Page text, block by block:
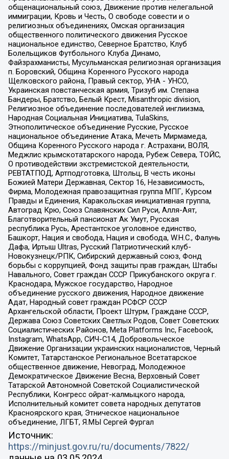
общенациональный союз, Движение против нелегальной
иммиграции, Кровь и Честь, О свободе совести и о
религиозных объединениях, Омская организация
общественного политического движения Русское
национальное единство, Северное Братство, Клуб
Болельщиков Футбольного Клуба Динамо,
Файзрахманисты, Мусульманская религиозная организация
п. Боровский, Община Коренного Русского народа
Щелковского района, Правый сектор, УНА - УНСО,
Украинская повстанческая армия, Тризуб им. Степана
Бандеры, Братство, Белый Крест, Misanthropic division,
Религиозное объединение последователей инглиизма,
Народная Социальная Инициатива, TulaSkins,
Этнополитическое объединение Русские, Русское
национальное объединение Атака, Мечеть Мирмамеда,
Община Коренного Русского народа г. Астрахани, ВОЛЯ,
Меджлис крымскотатарского народа, Рубеж Севера, ТОЙС,
О противодействии экстремистской деятельности,
РЕВТАТПОД, Артподготовка, Штольц, В честь иконы
Божией Матери Державная, Сектор 16, Независимость,
Фирма, Молодежная правозащитная группа МПГ, Курсом
Правды и Единения, Каракольская инициативная группа,
Автоград Крю, Союз Славянских Сил Руси, Алля-Аят,
Благотворительный пансионат Ак Умут, Русская
республика Русь, Арестантское уголовное единство,
Башкорт, Нация и свобода, Нация и свобода, W.H.С., Фалунь
Дафа, Иртыш Ultras, Русский Патриотический клуб-
Новокузнецк/РПК, Сибирский державный союз, Фонд
борьбы с коррупцией, Фонд защиты прав граждан, Штабы
Навального, Совет граждан СССР Прикубанского округа г.
Краснодара, Мужское государство, Народное
объединение русского движения, Народное движение
Адат, Народный совет граждан РСФСР СССР
Архангельской области, Проект Штурм, Граждане СССР,
Держава Союз Советских Светлых Родов, Совет Советских
Социалистических Районов, Meta Platforms Inc, Facebook,
Instagram, WhatsApp, СИЧ-С14, Добровольческое
Движение Организации украинских националистов, Черный
Комитет, Татарстанское Региональное Всетатарское
общественное движение, Невоград, Молодежное
Демократическое Движение Весна, Верховный Совет
Татарской Автономной Советской Социалистической
Республики, Конгресс ойрат-калмыцкого народа,
Исполнительный комитет совета народных депутатов
Красноярского края, Этническое национальное
объединение, ЛГБТ, Я.МЫ Сергей Фургал
Источник:
https://minjust.gov.ru/ru/documents/7822/